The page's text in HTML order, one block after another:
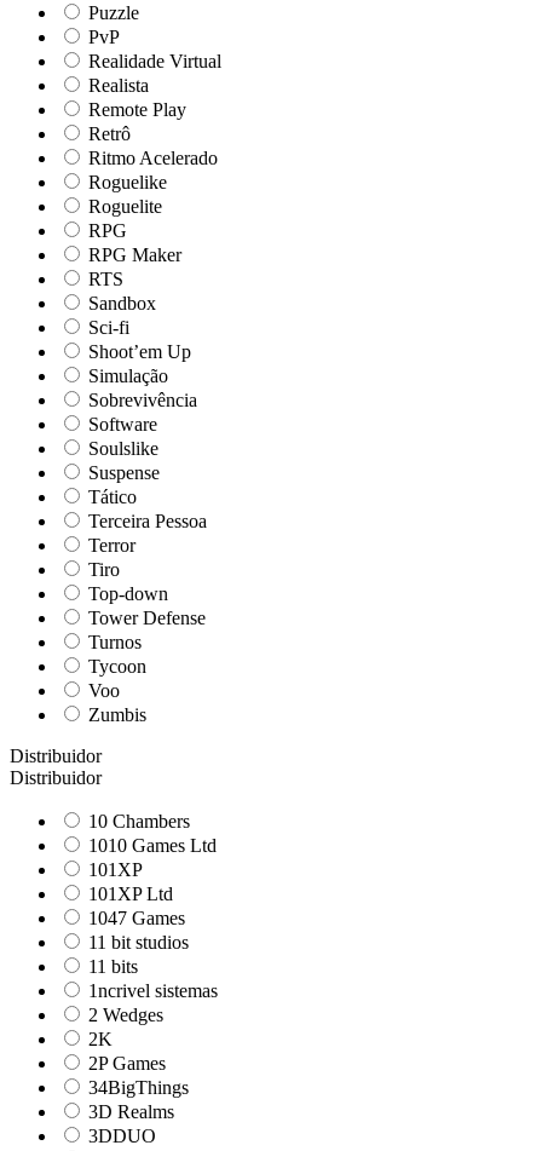
Puzzle
PvP
Realidade Virtual
Realista
Remote Play
Retrô
Ritmo Acelerado
Roguelike
Roguelite
RPG
RPG Maker
RTS
Sandbox
Sci-fi
Shoot’em Up
Simulação
Sobrevivência
Software
Soulslike
Suspense
Tático
Terceira Pessoa
Terror
Tiro
Top-down
Tower Defense
Turnos
Tycoon
Voo
Zumbis
Distribuidor
Distribuidor
10 Chambers
1010 Games Ltd
101XP
101XP Ltd
1047 Games
11 bit studios
11 bits
1ncrivel sistemas
2 Wedges
2K
2P Games
34BigThings
3D Realms
3DDUO